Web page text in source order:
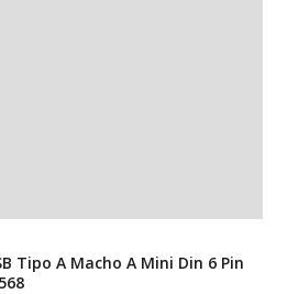
Tipo A Macho A Mini Din 6 Pin
CC-568